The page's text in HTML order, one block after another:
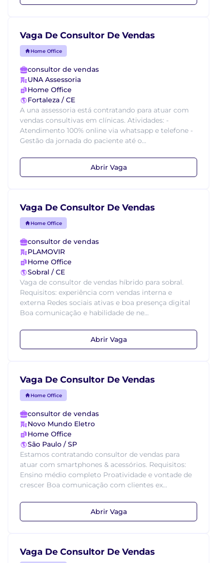
Vaga De Consultor De Vendas
Home Office
consultor de vendas
UNA Assessoria
Home Office
Fortaleza / CE
A una assessoria está contratando para atuar com
vendas consultivas em clínicas. Atividades: -
Atendimento 100% online via whatsapp e telefone -
Gestão da jornada do paciente até o...
Abrir Vaga
Vaga De Consultor De Vendas
Home Office
consultor de vendas
PLAMOVIR
Home Office
Sobral / CE
Vaga de consultor de vendas híbrido para sobral.
Requisitos: experiência com vendas interna e
externa Redes sociais ativas e boa presença digital
Boa comunicação e habilidade de ne...
Abrir Vaga
Vaga De Consultor De Vendas
Home Office
consultor de vendas
Novo Mundo Eletro
Home Office
São Paulo / SP
Estamos contratando consultor de vendas para
atuar com smartphones & acessórios. Requisitos:
Ensino médio completo Proatividade e vontade de
crescer Boa comunicação com clientes ex...
Abrir Vaga
Vaga De Consultor De Vendas